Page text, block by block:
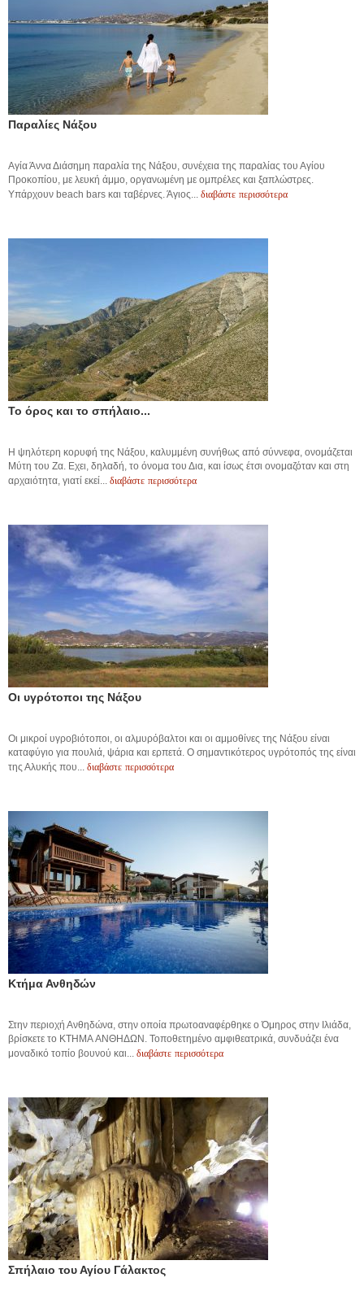
Παραλίες Νάξου
Αγία Άννα Διάσημη παραλία της Νάξου, συνέχεια της παραλίας του Αγίου
Προκοπίου, με λευκή άμμο, οργανωμένη με ομπρέλες και ξαπλώστρες.
Υπάρχουν beach bars και ταβέρνες. Άγιος... διαβάστε περισσότερα
Το όρος και το σπήλαιο...
Η ψηλότερη κορυφή της Νάξου, καλυμμένη συνήθως από σύννεφα, ονομάζεται
Μύτη του Ζα. Εχει, δηλαδή, το όνομα του Δια, και ίσως έτσι ονομαζόταν και στη
αρχαιότητα, γιατί εκεί... διαβάστε περισσότερα
Οι υγρότοποι της Νάξου
Οι μικροί υγροβιότοποι, οι αλμυρόβαλτοι και οι αμμοθίνες της Νάξου είναι
καταφύγιο για πουλιά, ψάρια και ερπετά. Ο σημαντικότερος υγρότοπός της είναι
της Αλυκής που... διαβάστε περισσότερα
Κτήμα Ανθηδών
Στην περιοχή Ανθηδώνα, στην οποία πρωτοαναφέρθηκε ο Όμηρος στην Ιλιάδα,
βρίσκετε το KTHMA ΑΝΘΗΔΩΝ. Τοποθετημένο αμφιθεατρικά, συνδυάζει ένα
μοναδικό τοπίο βουνού και... διαβάστε περισσότερα
Σπήλαιο του Αγίου Γάλακτος